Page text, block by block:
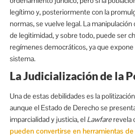
legítimo y, posteriormente con la
normas, se vuelve legal. La manipulación
de legitimidad, y sobre todo, puede ser
regímenes democráticos, ya que
sistema.
La Judicialización de la
Una de estas debilidades es la
aunque el Estado de Derecho se
imparcialidad y justicia, el Lawfarerevela
pueden convertirse en herramientas